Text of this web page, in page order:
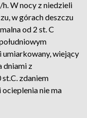
W nocy z niedzieli
w górach deszczu
od 2 st. C
umiarkowany, wiejący
dniami z
zdaniem
nie ma